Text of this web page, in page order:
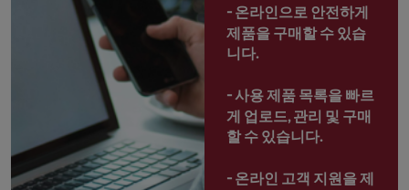
- 온라인으로 안전하게
제품을 구매할 수 있습
니다.
- 사용 제품 목록을 빠르
게 업로드, 관리 및 구매
할 수 있습니다.
- 온라인 고객 지원을 제